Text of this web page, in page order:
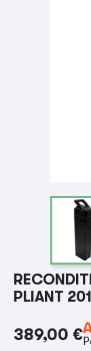
PLIANT
389,00 €